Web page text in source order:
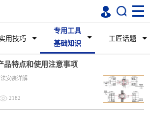
用技巧
专用工具
基础知识
工匠话题
品特点和使用注意事项
安装方法安装详解
2182